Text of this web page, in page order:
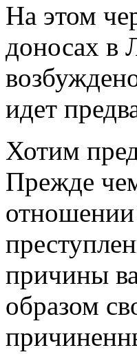
На этом
доносах в
идет
Хотим
Прежде
причины
образом